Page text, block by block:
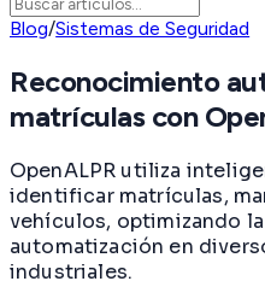
Blog/Sistemas de Seguridad
Reconocimiento
matrículas con
OpenALPR utiliza
identificar matrículas,
vehículos, optimizando
automatización en
industriales.